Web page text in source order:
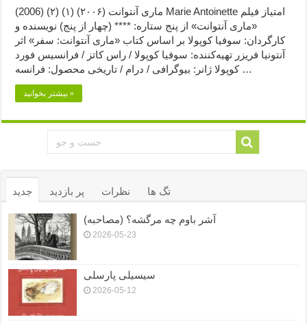
ماری آنتوانت (۲۰۰۶) (۱) (۲) (2006) Marie Antoinette امتیاز فیلم
«ماری آنتوانت» از پنج ستاره: **** (چهار از پنج) نویسنده و
کارگردان: سوفیا کوپولا بر اساس کتاب «ماری آنتوانت: سفر» اثر
آنتونیا فریزر تهیه‌کننده: سوفیا کوپولا / راس کاتز / فرانسیس فورد
کوپولا ژانر: بیوگرافی / درام / تاریخی محصول: فرانسه …
بیشتر بخوانید »
جدید پر بازدید نظرات تگ ها
آشر باوم چه مرگشه؟ (مصاحبه)
2026-05-23
سیسیلی پارسلی
2026-05-12